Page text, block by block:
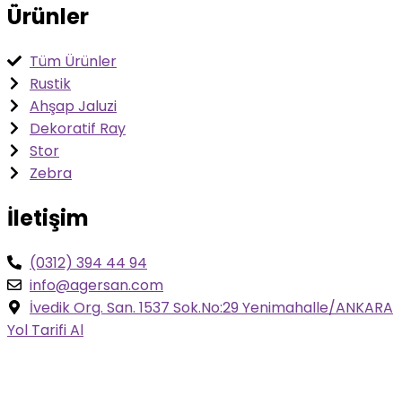
Ürünler
Tüm Ürünler
Rustik
Ahşap Jaluzi
Dekoratif Ray
Stor
Zebra
İletişim
(0312) 394 44 94
info@agersan.com
İvedik Org. San. 1537 Sok.No:29 Yenimahalle/ANKARA
Yol Tarifi Al